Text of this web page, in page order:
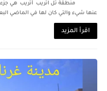
منطقة تل اتريب أتريب هي جزء
عنها شيء والتي كان لها في الماضي
اقرأ المزيد